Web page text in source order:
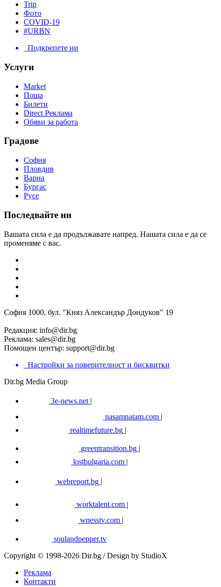
Trip
Фото
COVID-19
#URBN
Подкрепете ни
Услуги
Market
Поща
Билети
Direct Реклама
Обяви за работа
Градове
София
Пловдив
Варна
Бургас
Русе
Последвайте ни
Вашата сила е да продължавате напред. Нашата сила е да се
променяме с вас.
София 1000, бул. "Княз Александър Дондуков" 19
Редакция: info@dir.bg
Реклама: sales@dir.bg
Помощен център: support@dir.bg
Настройки за поверителност и бисквитки
Dir.bg Media Group
3e-news.net |
nasamnatam.com |
realtimefuture.bg |
greentransition.bg |
lostbulgaria.com |
webreport.bg
worktalent.com |
wnesstv.com |
soulandpepper.tv
Copyright © 1998-2026 Dir.bg / Design by StudioX
Реклама
Контакти